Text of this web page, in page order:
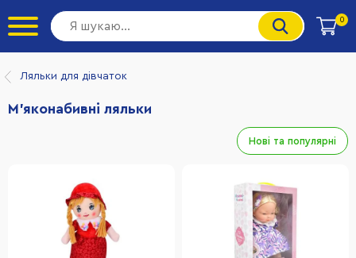
0
Ляльки для дівчаток
М'яконабивні ляльки
Нові та популярні